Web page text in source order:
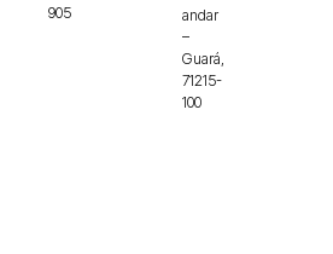
905
andar
–
Guará,
71215-
100